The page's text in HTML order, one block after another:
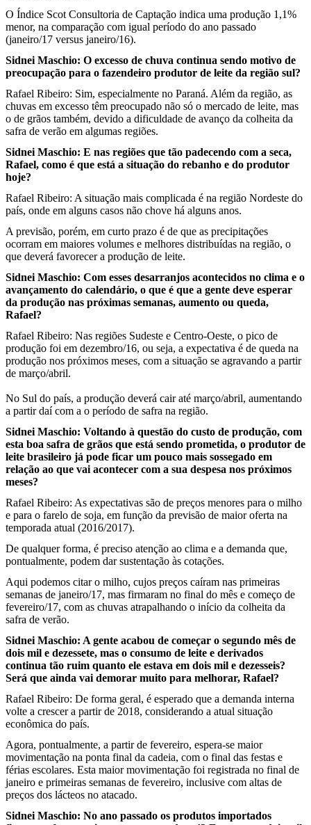
O Índice Scot Consultoria de Captação indica uma produção 1,1%
menor, na comparação com igual período do ano passado
(janeiro/17 versus janeiro/16).
Sidnei Maschio: O excesso de chuva continua sendo motivo de
preocupação para o fazendeiro produtor de leite da região sul?
Rafael Ribeiro: Sim, especialmente no Paraná. Além da região, as
chuvas em excesso têm preocupado não só o mercado de leite, mas
o de grãos também, devido a dificuldade de avanço da colheita da
safra de verão em algumas regiões.
Sidnei Maschio: E nas regiões que tão padecendo com a seca,
Rafael, como é que está a situação do rebanho e do produtor
hoje?
Rafael Ribeiro: A situação mais complicada é na região Nordeste do
país, onde em alguns casos não chove há alguns anos.
A previsão, porém, em curto prazo é de que as precipitações
ocorram em maiores volumes e melhores distribuídas na região, o
que deverá favorecer a produção de leite.
Sidnei Maschio: Com esses desarranjos acontecidos no clima e o
avançamento do calendário, o que é que a gente deve esperar
da produção nas próximas semanas, aumento ou queda,
Rafael?
Rafael Ribeiro: Nas regiões Sudeste e Centro-Oeste, o pico de
produção foi em dezembro/16, ou seja, a expectativa é de queda na
produção nos próximos meses, com a situação se agravando a partir
de março/abril.
No Sul do país, a produção deverá cair até março/abril, aumentando
a partir daí com a o período de safra na região.
Sidnei Maschio: Voltando à questão do custo de produção, com
esta boa safra de grãos que está sendo prometida, o produtor de
leite brasileiro já pode ficar um pouco mais sossegado em
relação ao que vai acontecer com a sua despesa nos próximos
meses?
Rafael Ribeiro: As expectativas são de preços menores para o milho
e para o farelo de soja, em função da previsão de maior oferta na
temporada atual (2016/2017).
De qualquer forma, é preciso atenção ao clima e a demanda que,
pontualmente, podem dar sustentação às cotações.
Aqui podemos citar o milho, cujos preços caíram nas primeiras
semanas de janeiro/17, mas firmaram no final do mês e começo de
fevereiro/17, com as chuvas atrapalhando o início da colheita da
safra de verão.
Sidnei Maschio: A gente acabou de começar o segundo mês de
dois mil e dezessete, mas o consumo de leite e derivados
continua tão ruim quanto ele estava em dois mil e dezesseis?
Será que ainda vai demorar muito para melhorar, Rafael?
Rafael Ribeiro: De forma geral, é esperado que a demanda interna
volte a crescer a partir de 2018, considerando a atual situação
econômica do país.
Agora, pontualmente, a partir de fevereiro, espera-se maior
movimentação na ponta final da cadeia, com o final das festas e
férias escolares. Esta maior movimentação foi registrada no final de
janeiro e primeiras semanas de fevereiro, inclusive com altas de
preços dos lácteos no atacado.
Sidnei Maschio: No ano passado os produtos importados